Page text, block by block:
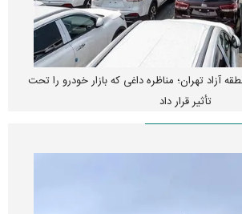
آزاد تهران؛ مناظره داغی که بازار خودرو را تحت
تأثیر قرار داد